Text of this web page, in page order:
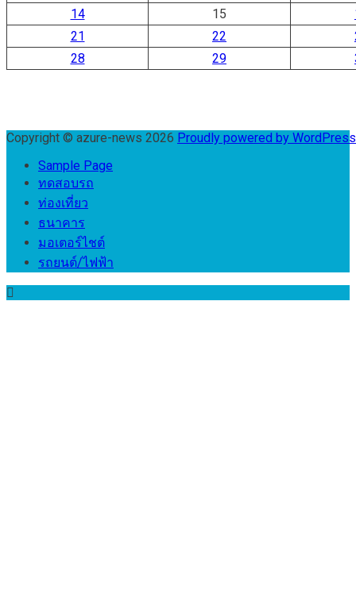
14
15
21
22
28
29
Copyright © azure-news 2026 Proudly powered by
Sample Page
ทดสอบรถ
ท่องเที่ยว
ธนาคาร
มอเตอร์ไชต์
รถยนต์/ไฟฟ้า